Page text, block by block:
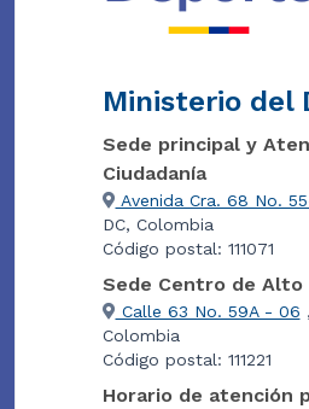
Ministerio del
Sede principal y
Ciudadanía
Avenida Cra. 68 No.
DC, Colombia
Código postal: 111071
Sede Centro de Alto
Calle 63 No. 59A - 06
Colombia
Código postal: 111221
Horario de atención